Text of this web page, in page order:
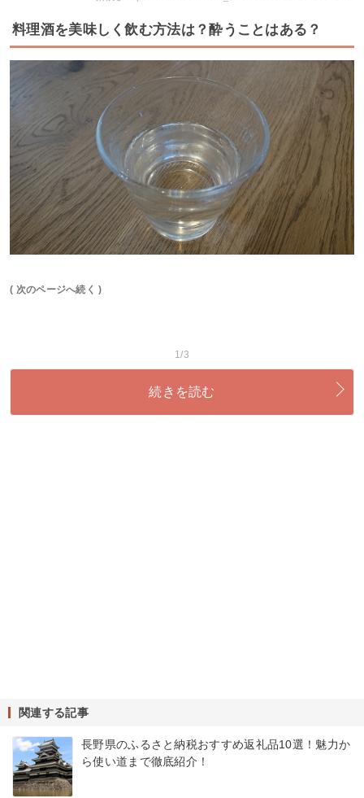
料理酒を美味しく飲む方法は？酔うことはある？
( 次のページへ続く )
1/3
続きを読む
関連する記事
長野県のふるさと納税おすすめ返礼品10選！魅力か
ら使い道まで徹底紹介！